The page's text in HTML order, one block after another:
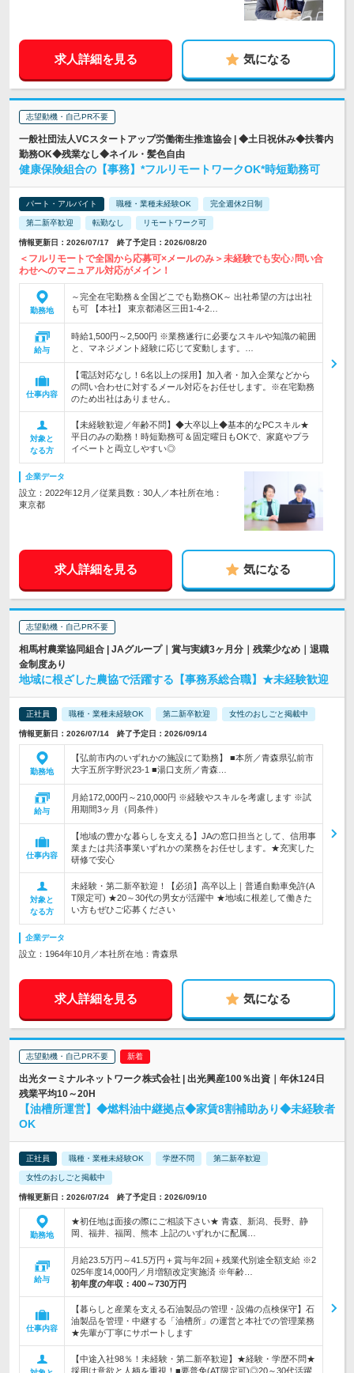
求人詳細を見る 気になる
志望動機・自己PR不要
一般社団法人VCスタートアップ労働衛生推進協会 | ◆土日祝休み◆扶養内
勤務OK◆残業なし◆ネイル・髪色自由
健康保険組合の【事務】*フルリモートワークOK*時短勤務可
パート・アルバイト 職種・業種未経験OK 完全週休2日制
第二新卒歓迎 転勤なし リモートワーク可
情報更新日：2026/07/17 終了予定日：2026/08/20
＜フルリモートで全国から応募可×メールのみ＞未経験でも安心♪問い合
わせへのマニュアル対応がメイン！
勤務地
～完全在宅勤務＆全国どこでも勤務OK～ 出社希望の方は出社
も可 【本社】 東京都港区三田1-4-2…
給与
時給1,500円～2,500円 ※業務遂行に必要なスキルや知識の範囲
と、マネジメント経験に応じて変動します。…
仕事内容
【電話対応なし！6名以上の採用】加入者・加入企業などから
の問い合わせに対するメール対応をお任せします。※在宅勤務
のため出社はありません。
対象と
なる方
【未経験歓迎／年齢不問】◆大卒以上◆基本的なPCスキル★
平日のみの勤務！時短勤務可＆固定曜日もOKで、家庭やプラ
イベートと両立しやすい◎
企業データ
設立：2022年12月／従業員数：30人／本社所在地：
東京都
求人詳細を見る 気になる
志望動機・自己PR不要
相馬村農業協同組合 | JAグループ｜賞与実績3ヶ月分｜残業少なめ｜退職
金制度あり
地域に根ざした農協で活躍する【事務系総合職】★未経験歓迎
正社員 職種・業種未経験OK 第二新卒歓迎 女性のおしごと掲載中
情報更新日：2026/07/14 終了予定日：2026/09/14
勤務地
【弘前市内のいずれかの施設にて勤務】 ■本所／青森県弘前市
大字五所字野沢23-1 ■湯口支所／青森…
給与
月給172,000円～210,000円 ※経験やスキルを考慮します ※試
用期間3ヶ月（同条件）
仕事内容
【地域の豊かな暮らしを支える】JAの窓口担当として、信用事
業または共済事業いずれかの業務をお任せします。★充実した
研修で安心
対象と
なる方
未経験・第二新卒歓迎！【必須】高卒以上｜普通自動車免許(A
T限定可) ★20～30代の男女が活躍中 ★地域に根差して働きた
い方もぜひご応募ください
企業データ
設立：1964年10月／本社所在地：青森県
求人詳細を見る 気になる
志望動機・自己PR不要
出光ターミナルネットワーク株式会社 | 出光興産100％出資｜年休124日
残業平均10～20H
【油槽所運営】◆燃料油中継拠点◆家賃8割補助あり◆未経験者
OK
正社員 職種・業種未経験OK 学歴不問 第二新卒歓迎
女性のおしごと掲載中
情報更新日：2026/07/24 終了予定日：2026/09/10
勤務地
★初任地は面接の際にご相談下さい★ 青森、新潟、長野、静
岡、福井、福岡、熊本 上記のいずれかに配属…
給与
月給23.5万円～41.5万円＋賞与年2回＋残業代別途全額支給 ※2
025年度14,000円／月増額改定実施済 ※年齢…
初年度の年収： 400～730万円
仕事内容
【暮らしと産業を支える石油製品の管理・設備の点検保守】石
油製品を管理・中継する「油槽所」の運営と本社での管理業務
★先輩が丁寧にサポートします
【中途入社98％！未経験・第二新卒歓迎】★経験・学歴不問★
採用は意欲と人柄を重視！■要普免(AT限定可)◎20～30代活躍